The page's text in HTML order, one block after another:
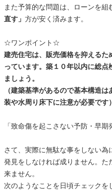
また予算的な問題は、ローンを組
直す」 方が安く済みます。
☆ワンポイント☆
建売住宅は、販売価格を抑える
っています。築１０年以内に総
ましょう。
（建築基準があるので基本構造
装や水周り床下に注意が必要です）
「致命傷を起こさない予防・早期
さて、実際に無駄な事をしない
発見をしなければ成りません。た
来ません。
次のようなことを日頃チェックを